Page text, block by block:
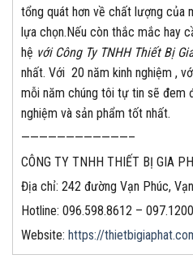
tổng quát hơn về chất lượng của
lựa chọn.Nếu còn thắc mắc hay
hệ với Công Ty TNHH Thiết Bị
nhất. Với 20 năm kinh nghiệm ,
mỗi năm chúng tôi tự tin sẽ đem
nghiệm và sản phẩm tốt nhất.
————————————–
CÔNG TY TNHH THIẾT BỊ GIA
Địa chỉ: 242 đường Vạn Phúc,
Hotline: 096.598.8612 –
Website: https://